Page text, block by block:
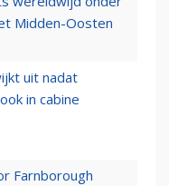
Midden-Oosten
uit nadat
in cabine
Farnborough